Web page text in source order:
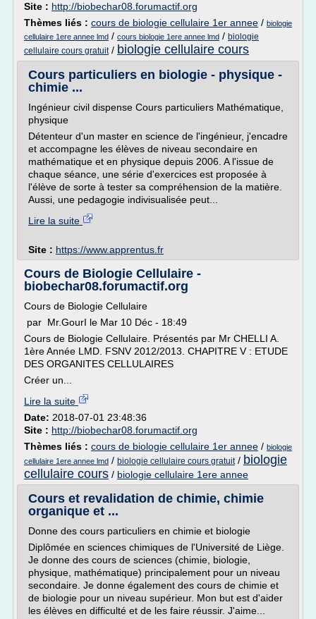
Site : http://biobechar08.forumactif.org
Thèmes liés : cours de biologie cellulaire 1er annee / biologie
cellulaire 1ere annee lmd / cours biologie 1ere annee lmd / biologie
cellulaire cours gratuit/ biologie cellulaire cours
Cours particuliers en biologie - physique -
chimie ...
Ingénieur civil dispense Cours particuliers Mathématique,
physique
Détenteur d'un master en science de l'ingénieur, j'encadre
et accompagne les élèves de niveau secondaire en
mathématique et en physique depuis 2006. A l'issue de
chaque séance, une série d'exercices est proposée à
l'élève de sorte à tester sa compréhension de la matière.
Aussi, une pedagogie indivisualisée peut...
Lire la suite
Site : https://www.apprentus.fr
Cours de Biologie Cellulaire -
biobechar08.forumactif.org
Cours de Biologie Cellulaire
par Mr.GourI le Mar 10 Déc - 18:49
Cours de Biologie Cellulaire. Présentés par Mr CHELLI A.
1ère Année LMD. FSNV 2012/2013. CHAPITRE V : ETUDE
DES ORGANITES CELLULAIRES
Créer un...
Lire la suite
Date: 2018-07-01 23:48:36
Site : http://biobechar08.forumactif.org
Thèmes liés : cours de biologie cellulaire 1er annee / biologie
cellulaire 1ere annee lmd / biologie cellulaire cours gratuit/ biologie
cellulaire cours / biologie cellulaire 1ere annee
Cours et revalidation de chimie, chimie
organique et ...
Donne des cours particuliers en chimie et biologie
Diplômée en sciences chimiques de l'Université de Liège.
Je donne des cours de sciences (chimie, biologie,
physique, mathématique) principalement pour un niveau
secondaire. Je donne également des cours de chimie et
de biologie pour un niveau supérieur. Mon but est d'aider
les élèves en difficulté et de les faire réussir. J'aime...